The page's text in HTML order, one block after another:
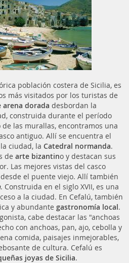
población costera de Sicilia, es
más visitados por los turistas de
arena dorada desbordan la
construida durante el período
las murallas, encontramos una
antiguo. Allí se encuentra el
ciudad, la Catedral normanda.
de arte bizantino y destacan sus
Las mejores vistas del casco
el puente viejo. Allí también
. Construida en el siglo XVII, es una
a la ciudad. En Cefalú, también
y abundante gastronomía local.
cabe destacar las "anchoas
con anchoas, pan, ajo, cebolla y
comida, paisajes inmejorables,
de cultura. Cefalú es
joyas de Sicilia.